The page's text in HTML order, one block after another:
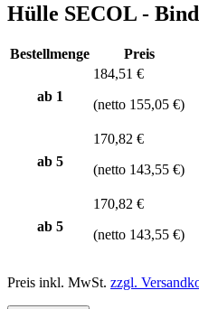
Hülle SECOL -
Bestellmenge Preis
ab 1
184,51 €
(netto 155,05 €)
ab 5
170,82 €
(netto 143,55 €)
ab 5
170,82 €
(netto 143,55 €)
Preis inkl. MwSt. zzgl.